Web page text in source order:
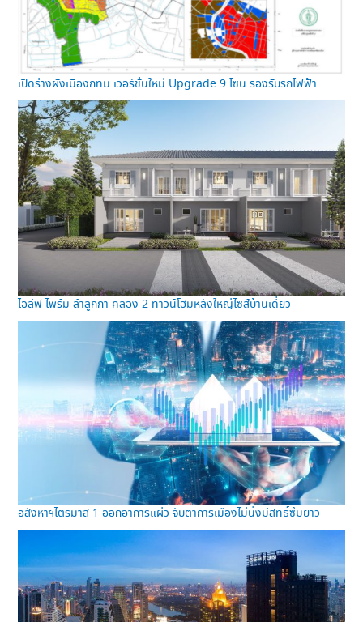
เปิดร่างผังเมืองกทม.เวอร์ชั่นใหม่ Upgrade 9 โซน รองรับรถไฟฟ้า
ไอลีฟ ไพร์ม ลำลูกกา คลอง 2 ทาวน์โฮมหลังใหญ่ไซส์บ้านเดี่ยว
อสังหาฯไตรมาส 1 ออกอาการแผ่ว จับตาการเมืองไม่นิ่งมีสิทธิ์ซึมยาว